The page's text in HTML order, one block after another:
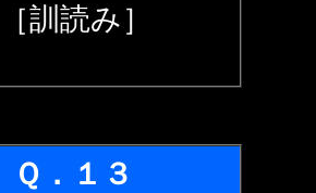
［訓読み］
Ｑ．１３